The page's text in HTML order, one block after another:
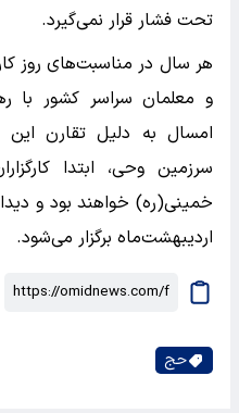
تحت فشار قرار نمی‌گیرد.
هر سال در مناسبت‌های روز
و معلمان سراسر کشور با
امسال به دلیل تقارن این
سرزمین وحی، ابتدا
خمینی(ره) خواهند بود و
اردیبهشت‌ماه برگزار می‌شود.
حج